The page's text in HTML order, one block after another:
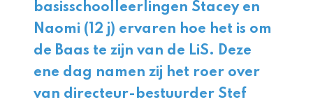
basisschoolleerlingen Stacey en
Naomi (12 j) ervaren hoe het is om
de Baas te zijn van de LiS. Deze
ene dag namen zij het roer over
van directeur-bestuurder Stef